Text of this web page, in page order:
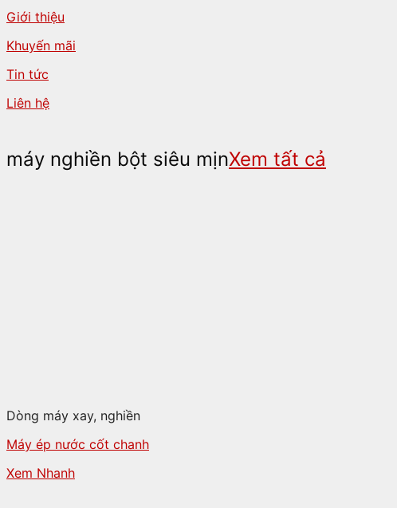
Giới thiệu
Khuyến mãi
Tin tức
Liên hệ
máy nghiền bột siêu mịnXem tất cả
Dòng máy xay, nghiền
Máy ép nước cốt chanh
Xem Nhanh